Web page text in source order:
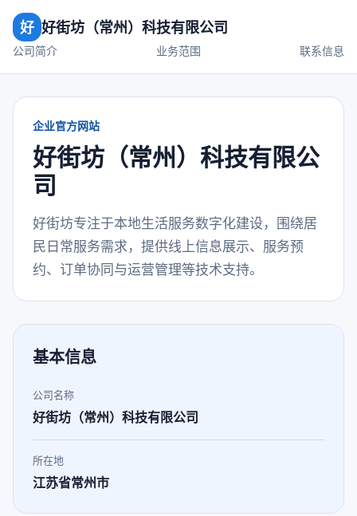
好 好街坊（常州）科技有限公司
公司简介 业务范围 联系信息
企业官方网站
好街坊（常州）科技有限公
司
好街坊专注于本地生活服务数字化建设，围绕居
民日常服务需求，提供线上信息展示、服务预
约、订单协同与运营管理等技术支持。
基本信息
公司名称
好街坊（常州）科技有限公司
所在地
江苏省常州市